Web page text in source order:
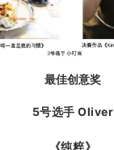
最佳创意奖
5号选手 Oliver
《纯粹》